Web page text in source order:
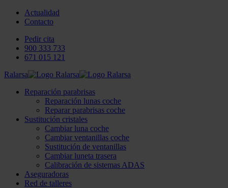
Actualidad
Contacto
Pedir cita
900 333 733
671 015 121
Ralarsa
Reparación parabrisas
Reparación lunas coche
Reparar parabrisas coche
Sustitución cristales
Cambiar luna coche
Cambiar ventanillas coche
Sustitución de ventanillas
Cambiar luneta trasera
Calibración de sistemas ADAS
Aseguradoras
Red de talleres